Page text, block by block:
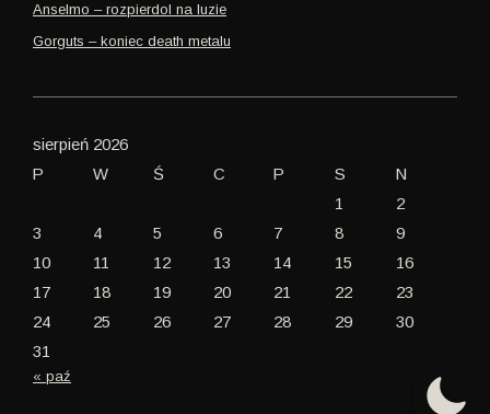
Anselmo – rozpierdol na luzie
Gorguts – koniec death metalu
sierpień 2026
P
W Ś C P S
N
1
2
3
4 5 6 7 8
9
10
11 12 13 14 15
16
17
18 19 20 21 22
23
24
25 26 27 28 29
30
31
« paź